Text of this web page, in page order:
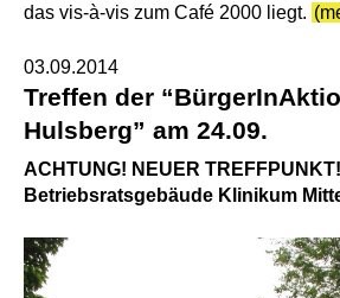
das vis-à-vis zum Café 2000 liegt.
03.09.2014
Treffen der
Hulsberg” am 24.09.
ACHTUNG! NEUER TREFFPUNKT!
Betriebsratsgebäude Klinikum